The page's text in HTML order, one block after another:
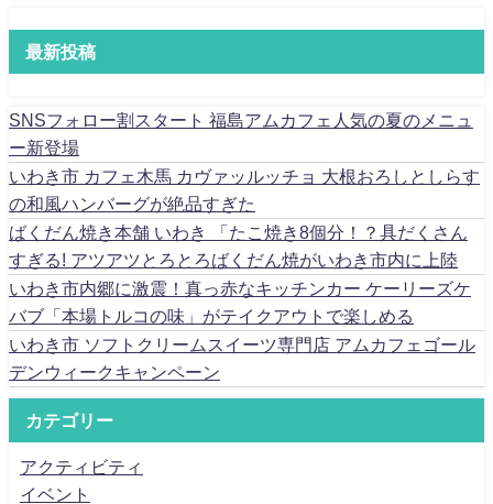
最新投稿
SNSフォロー割スタート 福島アムカフェ人気の夏のメニュ
ー新登場
いわき市 カフェ木馬 カヴァッルッチョ 大根おろしとしらす
の和風ハンバーグが絶品すぎた
ばくだん焼き本舗 いわき 「たこ焼き8個分！？具だくさん
すぎる! アツアツとろとろばくだん焼がいわき市内に上陸
いわき市内郷に激震！真っ赤なキッチンカー ケーリーズケ
バブ「本場トルコの味」がテイクアウトで楽しめる
いわき市 ソフトクリームスイーツ専門店 アムカフェゴール
デンウィークキャンペーン
カテゴリー
アクティビティ
イベント